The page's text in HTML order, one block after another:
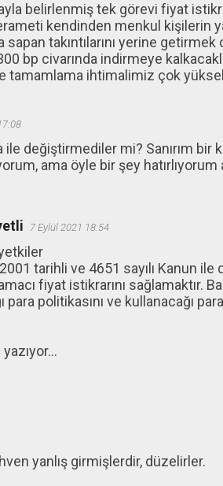
belirlenmiş tek görevi fiyat
kendinden menkul kişilerin
takıntılarını yerine
bp civarında indirmeye
tamamlama ihtimalimiz çok
ile değiştirmediler mi? Sanırım
ama öyle bir şey
7 Eylül 2021 18:54
tarihli ve 4651 sayılı Kanun ile
fiyat istikrarını sağlamaktır.
para politikasını ve kullanacağı
yanlış girmişlerdir, düzelirler.